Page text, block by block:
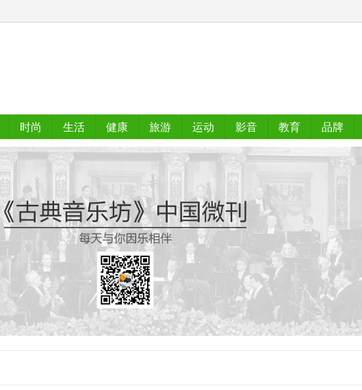
时尚 生活 健康 旅游 运动 影音 教育 品牌